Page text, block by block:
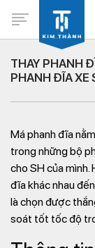
THAY PHANH
PHANH ĐĨA XE
Má phanh đĩa
trong những bộ
cho SH của
đĩa khác nhau
là chọn được
soát tốt tốc độ